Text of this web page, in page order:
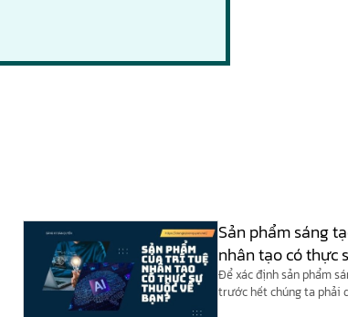
Sản phẩm sáng
nhân tạo có thực
Để xác định sản phẩm
trước hết chúng ta phải